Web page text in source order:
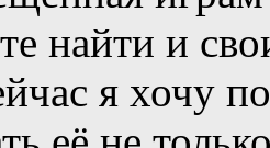
найти и
я хочу